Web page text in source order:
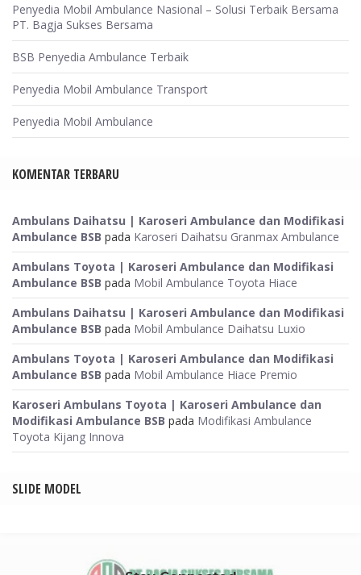
Penyedia Mobil Ambulance Nasional – Solusi Terbaik Bersama
PT. Bagja Sukses Bersama
BSB Penyedia Ambulance Terbaik
Penyedia Mobil Ambulance Transport
Penyedia Mobil Ambulance
KOMENTAR TERBARU
Ambulans Daihatsu | Karoseri Ambulance dan Modifikasi
Ambulance BSB pada Karoseri Daihatsu Granmax Ambulance
Ambulans Toyota | Karoseri Ambulance dan Modifikasi
Ambulance BSB pada Mobil Ambulance Toyota Hiace
Ambulans Daihatsu | Karoseri Ambulance dan Modifikasi
Ambulance BSB pada Mobil Ambulance Daihatsu Luxio
Ambulans Toyota | Karoseri Ambulance dan Modifikasi
Ambulance BSB pada Mobil Ambulance Hiace Premio
Karoseri Ambulans Toyota | Karoseri Ambulance dan
Modifikasi Ambulance BSB pada Modifikasi Ambulance
Toyota Kijang Innova
SLIDE MODEL